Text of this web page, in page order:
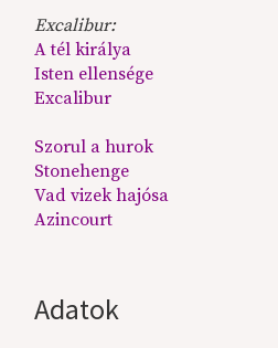
Adatok
Excalibur:
A tél királya
Isten ellensége
Excalibur
Szorul a hurok
Stonehenge
Vad vizek hajósa
Azincourt